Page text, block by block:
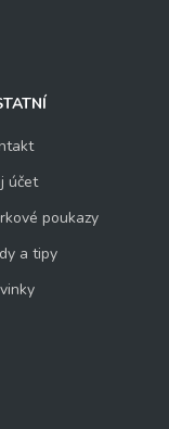
účet
poukazy
a tipy